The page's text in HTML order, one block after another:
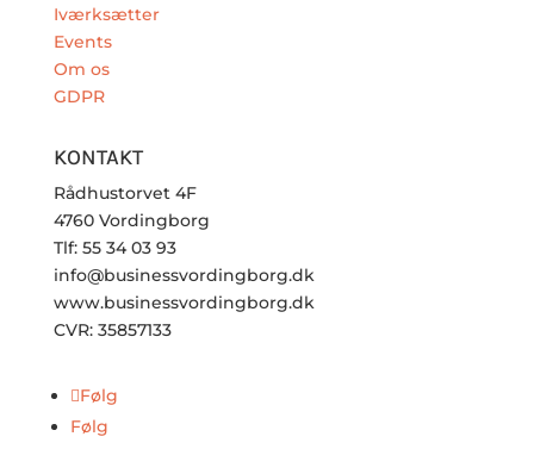
Iværksætter
Events
Om os
GDPR
KONTAKT
Rådhustorvet 4F
4760 Vordingborg
Tlf: 55 34 03 93
info@businessvordingborg.dk
www.businessvordingborg.dk
CVR: 35857133
Følg
Følg